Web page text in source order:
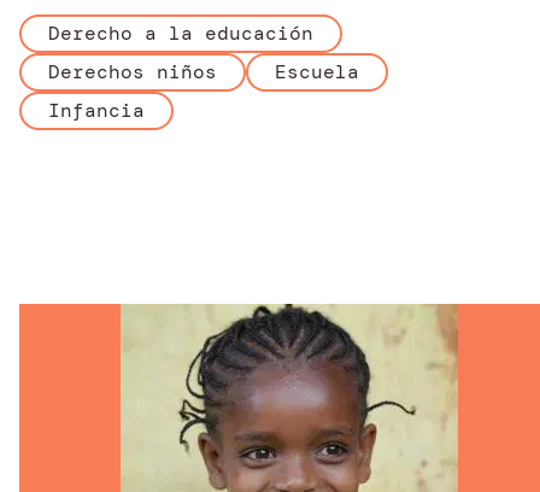
Derecho a la educación
Derechos niños
Escuela
Infancia